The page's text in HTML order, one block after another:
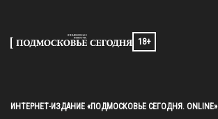
18+
ИНТЕРНЕТ-ИЗДАНИЕ «ПОДМОСКОВЬЕ СЕГОДНЯ. ONLINE»